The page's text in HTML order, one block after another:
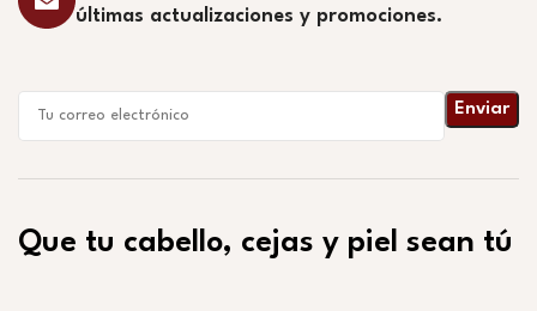
últimas actualizaciones y promociones.
Que tu cabello, cejas y piel sean tú